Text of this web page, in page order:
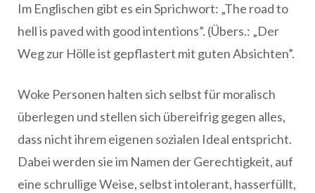
Im Englischen gibt es ein Sprichwort: „The road to
hell is paved with good intentions”. (Übers.: „Der
Weg zur Hölle ist gepflastert mit guten Absichten”.
Woke Personen halten sich selbst für moralisch
überlegen und stellen sich übereifrig gegen alles,
dass nicht ihrem eigenen sozialen Ideal entspricht.
Dabei werden sie im Namen der Gerechtigkeit, auf
eine schrullige Weise, selbst intolerant, hasserfüllt,